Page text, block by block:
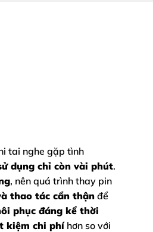
tai nghe gặp tình
dụng chỉ còn vài phút.
, nên quá trình thay pin
thao tác cẩn thận để
phục đáng kể thời
kiệm chi phíhơn so với